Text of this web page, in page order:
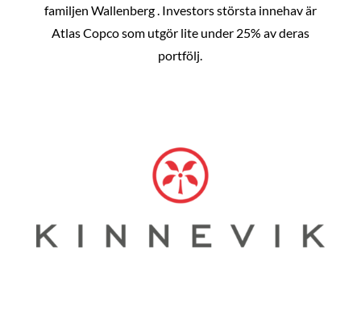
familjen Wallenberg . Investors största innehav är
Atlas Copco som utgör lite under 25% av deras
portfölj.